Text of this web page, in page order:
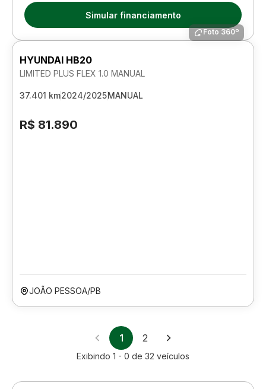
Simular financiamento
Foto 360º
HYUNDAI HB20
LIMITED PLUS FLEX 1.0 MANUAL
37.401 km2024/2025MANUAL
R$ 81.890
JOÃO PESSOA/PB
1 2
Exibindo 1 - 0 de 32 veículos